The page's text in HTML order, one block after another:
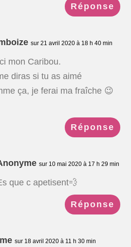
Réponse
sur 21 avril 2020 à 18 h 40 min
mon Caribou.
diras si tu as aimé
ça, je ferai ma fraîche 😉
Réponse
sur 10 mai 2020 à 17 h 29 min
que c apetisent💨
Réponse
sur 18 avril 2020 à 11 h 30 min